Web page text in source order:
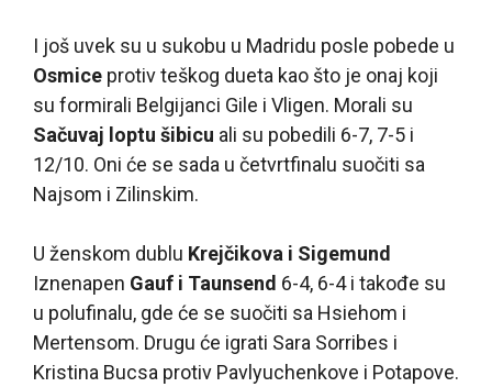
I još uvek su u sukobu u Madridu posle pobede u
Osmice protiv teškog dueta kao što je onaj koji
su formirali Belgijanci Gile i Vligen. Morali su
Sačuvaj loptu šibicu ali su pobedili 6-7, 7-5 i
12/10. Oni će se sada u četvrtfinalu suočiti sa
Najsom i Zilinskim.
U ženskom dublu Krejčikova i Sigemund
Iznenaрen Gauf i Taunsend 6-4, 6-4 i takođe su
u polufinalu, gde će se suočiti sa Hsiehom i
Mertensom. Drugu će igrati Sara Sorribes i
Kristina Bucsa protiv Pavlyuchenkove i Potapove.